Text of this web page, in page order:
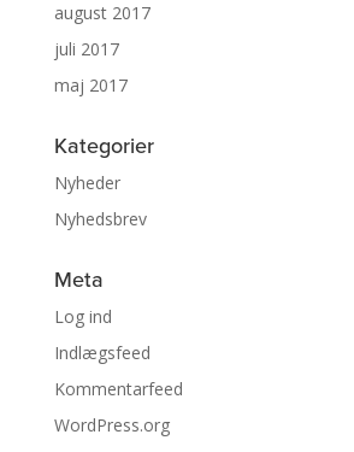
august 2017
juli 2017
maj 2017
Kategorier
Nyheder
Nyhedsbrev
Meta
Log ind
Indlægsfeed
Kommentarfeed
WordPress.org